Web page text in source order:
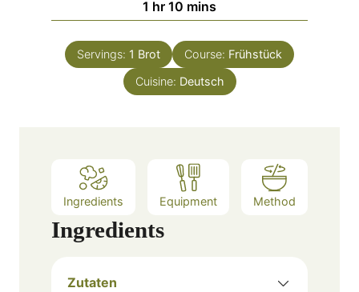
e
s
r
1 h
o
u
r
hr 10 m
i
n
u
t
mins
Servings: 1 Brot Course: Frühstück
Cuisine: Deutsch
Ingredients Equipment Method
Ingredients
Zutaten